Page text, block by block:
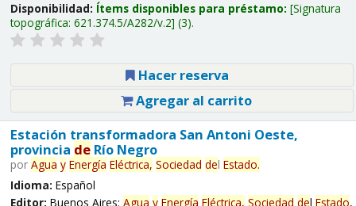
Disponibilidad: Ítems disponibles para préstamo: Signatura
topográfica: 621.374.5/A282/v.2 (3).
Hacer reserva
Agregar al carrito
Estación transformadora San Antoni Oeste,
provincia deRío Negro
por Agua y Energía Eléctrica, Sociedad del Estado.
Idioma: Español
Editor: Buenos Aires: Agua y Energía Eléctrica, Sociedad del Estado,